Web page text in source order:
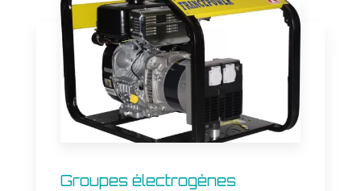
Groupes électrogènes